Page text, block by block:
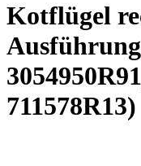
Kotflügel
711578R13)